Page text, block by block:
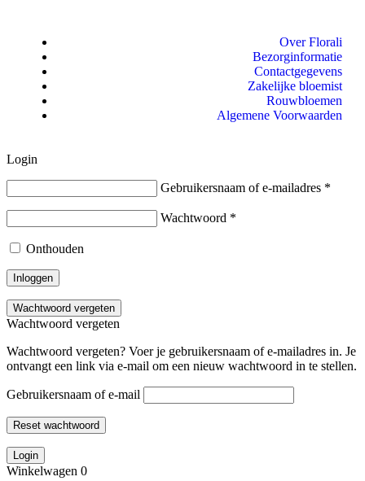
Over Florali
Bezorginformatie
Contactgegevens
Zakelijke bloemist
Rouwbloemen
Algemene Voorwaarden
Login
Gebruikersnaam of e-mailadres *
Wachtwoord *
Onthouden
Inloggen
Wachtwoord vergeten
Wachtwoord vergeten
Wachtwoord vergeten? Voer je gebruikersnaam of e-mailadres in. Je
ontvangt een link via e-mail om een nieuw wachtwoord in te stellen.
Gebruikersnaam of e-mail
Reset wachtwoord
Login
Winkelwagen 0